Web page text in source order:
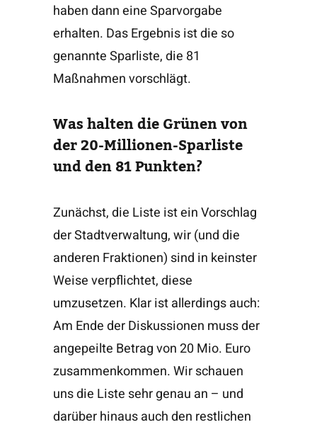
haben dann eine Sparvorgabe
erhalten. Das Ergebnis ist die so
genannte Sparliste, die 81
Maßnahmen vorschlägt.
Was halten die Grünen von
der 20-Millionen-Sparliste
und den 81 Punkten?
Zunächst, die Liste ist ein Vorschlag
der Stadtverwaltung, wir (und die
anderen Fraktionen) sind in keinster
Weise verpflichtet, diese
umzusetzen. Klar ist allerdings auch:
Am Ende der Diskussionen muss der
angepeilte Betrag von 20 Mio. Euro
zusammenkommen. Wir schauen
uns die Liste sehr genau an – und
darüber hinaus auch den restlichen